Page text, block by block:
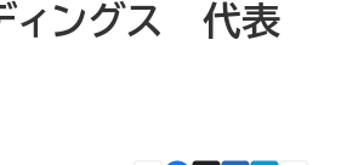
ィングス 代表